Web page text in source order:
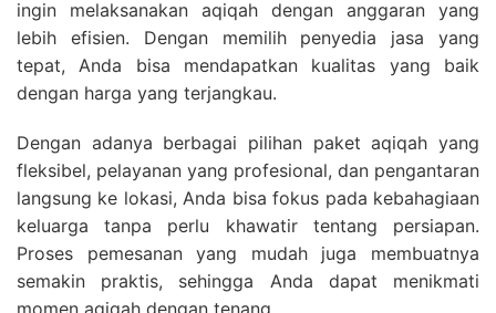
ingin melaksanakan aqiqah dengan anggaran yang
lebih efisien. Dengan memilih penyedia jasa yang
tepat, Anda bisa mendapatkan kualitas yang baik
dengan harga yang terjangkau.
Dengan adanya berbagai pilihan paket aqiqah yang
fleksibel, pelayanan yang profesional, dan pengantaran
langsung ke lokasi, Anda bisa fokus pada kebahagiaan
keluarga tanpa perlu khawatir tentang persiapan.
Proses pemesanan yang mudah juga membuatnya
semakin praktis, sehingga Anda dapat menikmati
momen aqiqah dengan tenang.